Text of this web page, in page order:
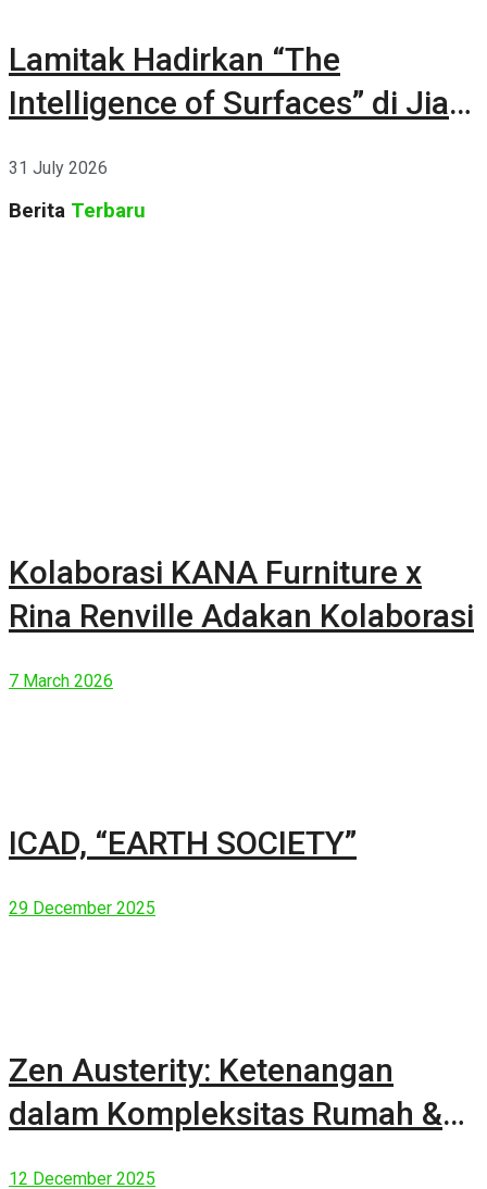
Lamitak Hadirkan “The
Intelligence of Surfaces” di Jia
31 July 2026
Berita Terbaru
Kolaborasi KANA Furniture x
Rina Renville Adakan Kolaborasi
7 March 2026
ICAD, “EARTH SOCIETY”
29 December 2025
Zen Austerity: Ketenangan
dalam Kompleksitas Rumah &
12 December 2025